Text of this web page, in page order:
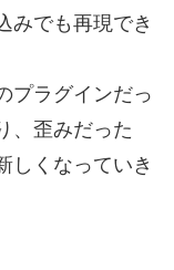
みでも再現でき
プラグインだっ
、歪みだった
しくなっていき